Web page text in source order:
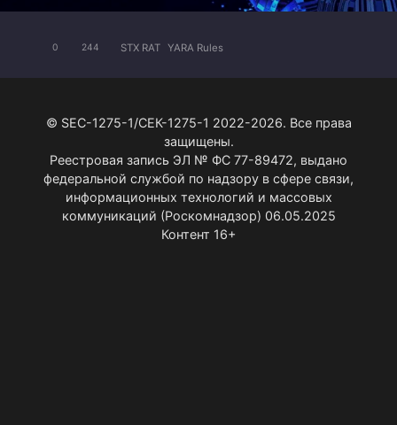
0 244 STX RAT YARA Rules
© SEC-1275-1/СЕК-1275-1 2022-2026. Все права
защищены.
Реестровая запись ЭЛ № ФС 77-89472, выдано
федеральной службой по надзору в сфере связи,
информационных технологий и массовых
коммуникаций (Роскомнадзор) 06.05.2025
Контент 16+